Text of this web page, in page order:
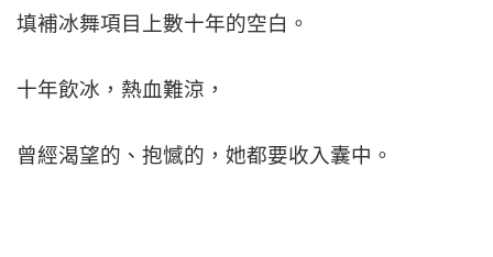
填補冰舞項目上數十年的空白。
十年飲冰，熱血難涼，
曾經渴望的、抱憾的，她都要收入囊中。